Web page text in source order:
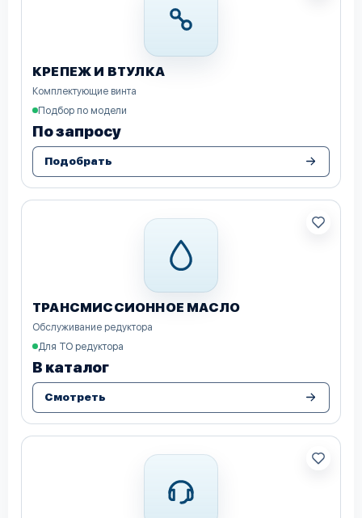
КРЕПЕЖ И ВТУЛКА
Комплектующие винта
Подбор по модели
По запросу
Подобрать
ТРАНСМИССИОННОЕ МАСЛО
Обслуживание редуктора
Для ТО редуктора
В каталог
Смотреть